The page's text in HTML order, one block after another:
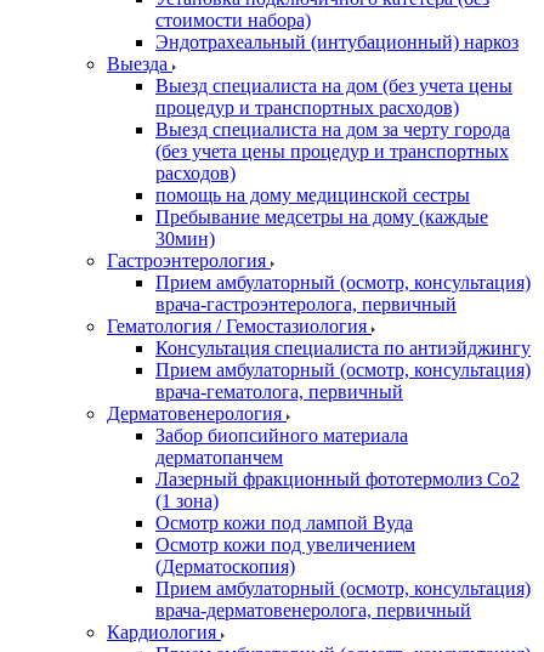
стоимости набора)
Эндотрахеальный (интубационный) наркоз
Выезда
Выезд специалиста на дом (без учета цены
процедур и транспортных расходов)
Выезд специалиста на дом за черту города
(без учета цены процедур и транспортных
расходов)
помощь на дому медицинской сестры
Пребывание медсетры на дому (каждые
30мин)
Гастроэнтерология
Прием амбулаторный (осмотр, консультация)
врача-гастроэнтеролога, первичный
Гематология / Гемостазиология
Консультация специалиста по антиэйджингу
Прием амбулаторный (осмотр, консультация)
врача-гематолога, первичный
Дерматовенерология
Забор биопсийного материала
дерматопанчем
Лазерный фракционный фототермолиз Со2
(1 зона)
Осмотр кожи под лампой Вуда
Осмотр кожи под увеличением
(Дерматоскопия)
Прием амбулаторный (осмотр, консультация)
врача-дерматовенеролога, первичный
Кардиология